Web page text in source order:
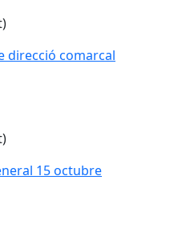
direcció comarcal
15 octubre